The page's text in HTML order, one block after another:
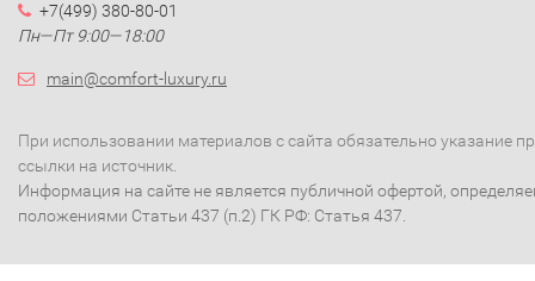
+7(499) 380-80-01
Пн—Пт 9:00—18:00
main@comfort-luxury.ru
При использовании материалов с сайта обязательно указание
ссылки на источник.
Информация на сайте не является публичной офертой,
положениями Статьи 437 (п.2) ГК РФ: Статья 437.